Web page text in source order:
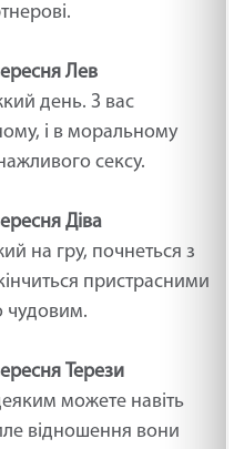
Лев
день. З вас
і в моральному
сексу.
Діва
на гру, почнеться з
пристрасними
чудовим.
Терези
можете навіть
відношення вони